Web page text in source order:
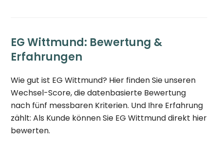
EG Wittmund: Bewertung &
Erfahrungen
Wie gut ist EG Wittmund? Hier finden Sie unseren
Wechsel-Score, die datenbasierte Bewertung
nach fünf messbaren Kriterien. Und Ihre Erfahrung
zählt: Als Kunde können Sie EG Wittmund direkt hier
bewerten.